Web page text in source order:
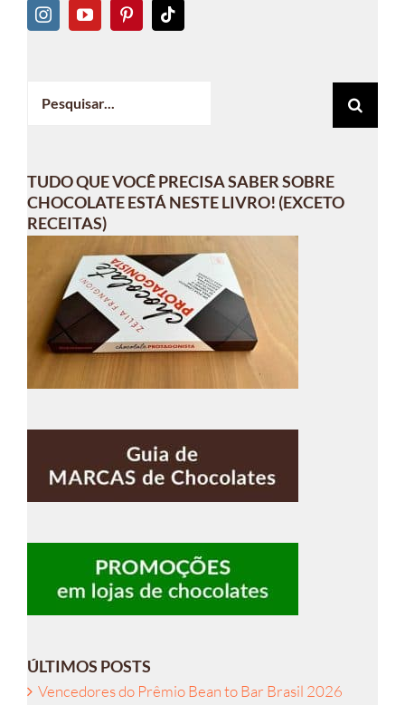
resultados
TUDO QUE VOCÊ PRECISA SABER SOBRE
CHOCOLATE ESTÁ NESTE LIVRO! (EXCETO
RECEITAS)
ÚLTIMOS POSTS
Vencedores do Prêmio Bean to Bar Brasil 2026